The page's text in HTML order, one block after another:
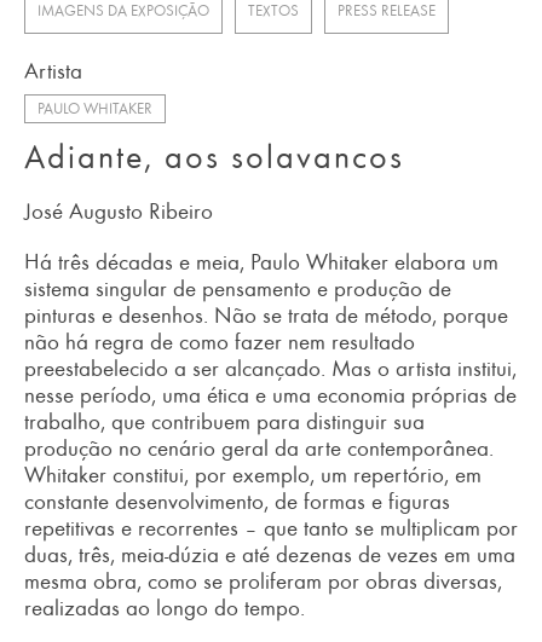
IMAGENS DA EXPOSIÇÃO TEXTOS PRESS RELEASE
Artista
PAULO WHITAKER
Adiante, aos solavancos
José Augusto Ribeiro
Há três décadas e meia, Paulo Whitaker elabora um
sistema singular de pensamento e produção de
pinturas e desenhos. Não se trata de método, porque
não há regra de como fazer nem resultado
preestabelecido a ser alcançado. Mas o artista institui,
nesse período, uma ética e uma economia próprias de
trabalho, que contribuem para distinguir sua
produção no cenário geral da arte contemporânea.
Whitaker constitui, por exemplo, um repertório, em
constante desenvolvimento, de formas e figuras
repetitivas e recorrentes – que tanto se multiplicam por
duas, três, meia-dúzia e até dezenas de vezes em uma
mesma obra, como se proliferam por obras diversas,
realizadas ao longo do tempo.